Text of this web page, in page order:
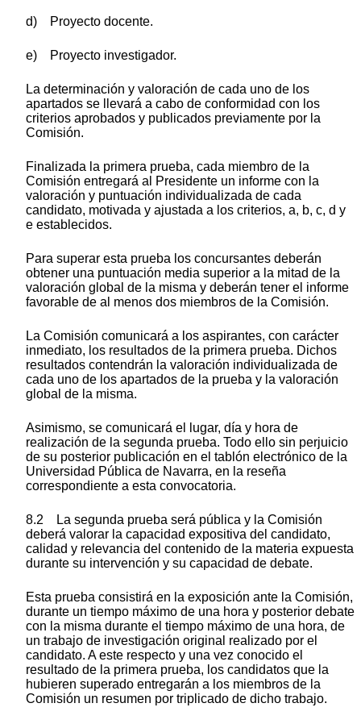
d) Proyecto docente.
e) Proyecto investigador.
La determinación y valoración de cada uno de los
apartados se llevará a cabo de conformidad con los
criterios aprobados y publicados previamente por la
Comisión.
Finalizada la primera prueba, cada miembro de la
Comisión entregará al Presidente un informe con la
valoración y puntuación individualizada de cada
candidato, motivada y ajustada a los criterios, a, b, c, d y
e establecidos.
Para superar esta prueba los concursantes deberán
obtener una puntuación media superior a la mitad de la
valoración global de la misma y deberán tener el informe
favorable de al menos dos miembros de la Comisión.
La Comisión comunicará a los aspirantes, con carácter
inmediato, los resultados de la primera prueba. Dichos
resultados contendrán la valoración individualizada de
cada uno de los apartados de la prueba y la valoración
global de la misma.
Asimismo, se comunicará el lugar, día y hora de
realización de la segunda prueba. Todo ello sin perjuicio
de su posterior publicación en el tablón electrónico de la
Universidad Pública de Navarra, en la reseña
correspondiente a esta convocatoria.
8.2 La segunda prueba será pública y la Comisión
deberá valorar la capacidad expositiva del candidato,
calidad y relevancia del contenido de la materia expuesta
durante su intervención y su capacidad de debate.
Esta prueba consistirá en la exposición ante la Comisión,
durante un tiempo máximo de una hora y posterior debate
con la misma durante el tiempo máximo de una hora, de
un trabajo de investigación original realizado por el
candidato. A este respecto y una vez conocido el
resultado de la primera prueba, los candidatos que la
hubieren superado entregarán a los miembros de la
Comisión un resumen por triplicado de dicho trabajo.